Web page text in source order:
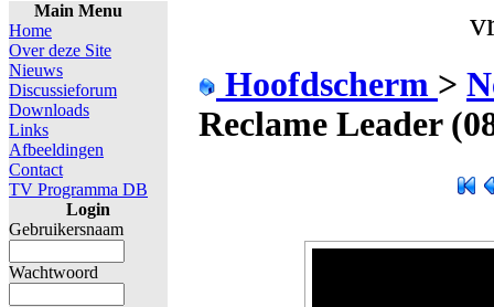
Main Menu
Home
Over deze Site
Nieuws
Discussieforum
Downloads
Links
Afbeeldingen
Contact
TV Programma DB
Login
Gebruikersnaam
Wachtwoord
Hoofdscherm >
Reclame Leader